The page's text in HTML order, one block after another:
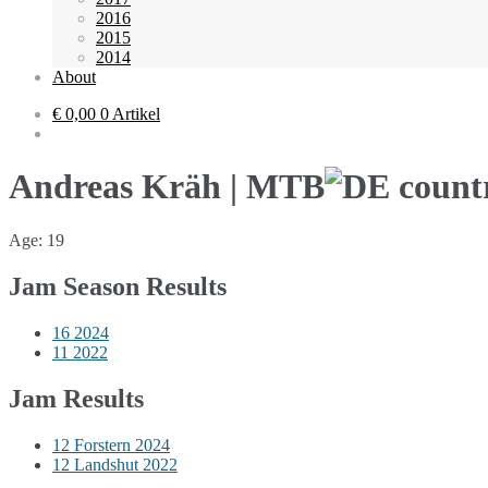
2016
2015
2014
About
€ 0,00 0 Artikel
Andreas Kräh | MTB
Age: 19
Jam Season Results
16 2024
11 2022
Jam Results
12 Forstern 2024
12 Landshut 2022